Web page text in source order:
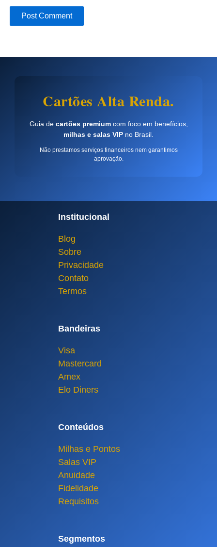
Cartões Alta Renda.
Guia de cartões premiumcom foco em benefícios,
milhas e salas VIP no Brasil.
Não prestamos serviços financeiros nem garantimos
aprovação.
Institucional
Blog
Sobre
Privacidade
Contato
Termos
Bandeiras
Visa
Mastercard
Amex
Elo Diners
Conteúdos
Milhas e Pontos
Salas VIP
Anuidade
Fidelidade
Requisitos
Segmentos